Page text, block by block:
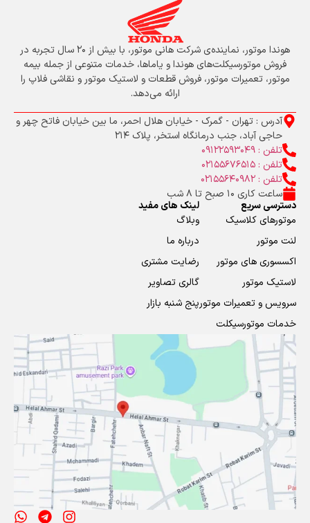
هوندا موتور، نماینده‌ی شرکت هانی موتور، با بیش از ۲۰ سال تجربه در
فروش موتورسیکلت‌های هوندا و یاماها، خدمات متنوعی از جمله بیمه
موتور، تعمیرات موتور، فروش قطعات و لاستیک موتور و نقاشی فلاپ را
ارائه می‌دهد.
آدرس : تهران - گمرک - خیابان هلال احمر، ما بین خیابان فاتح چهر و
حاجی آباد، جنب درمانگاه استخر، پلاک 214
تلفن : 09122593049
تلفن : 02155676515
تلفن : 02155640982
ساعت کاری 10 صبح تا 8 شب
دسترسی سریع
موتورهای کلاسیک
لنت موتور
اکسسوری های موتور
لاستیک موتور
سرویس و تعمیرات موتور
خدمات موتورسیکلت
لینک های مفید
وبلاگ
درباره ما
رضایت مشتری
گالری تصاویر
پنج شنبه بازار